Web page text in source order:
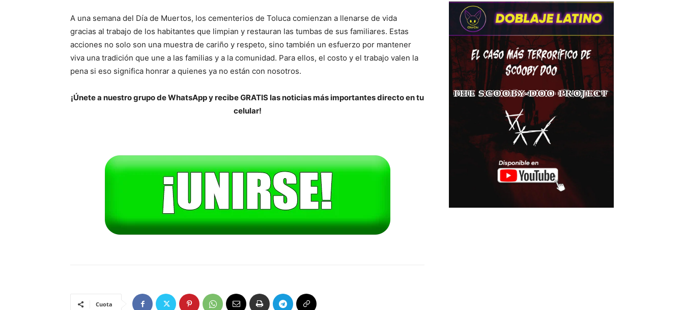
A una semana del Día de Muertos, los cementerios de Toluca comienzan a llenarse de vida
gracias al trabajo de los habitantes que limpian y restauran las tumbas de sus familiares. Estas
acciones no solo son una muestra de cariño y respeto, sino también un esfuerzo por mantener
viva una tradición que une a las familias y a la comunidad. Para ellos, el costo y el trabajo valen la
pena si eso significa honrar a quienes ya no están con nosotros.
¡Únete a nuestro grupo de WhatsApp y recibe GRATIS las noticias más importantes directo en tu
celular!
Cuota